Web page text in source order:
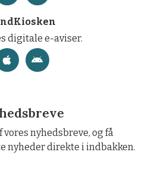
digitale e-aviser.
nyhedsbreve, og få
nyheder direkte i indbakken.